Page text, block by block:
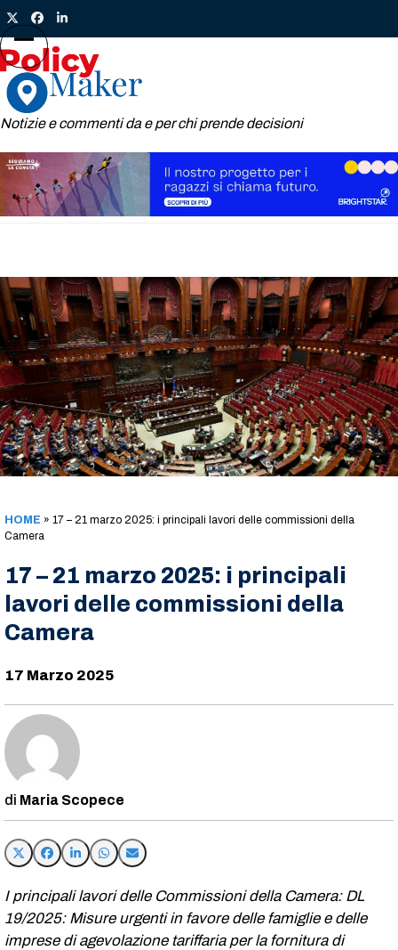
Skip
to
content
TwitterFacebook
LinkedIn
Notizie e commenti da e per chi prende decisioni
Open
mobile
menu
Close
mobile
menu
HOME » 17 – 21 marzo 2025: i principali lavori delle commissioni della
Camera
17 – 21 marzo 2025: i principali
lavori delle commissioni della
Camera
17 Marzo 2025
Maria Scopece
I principali lavori delle Commissioni della Camera: DL
19/2025: Misure urgenti in favore delle famiglie e delle
imprese di agevolazione tariffaria per la fornitura di